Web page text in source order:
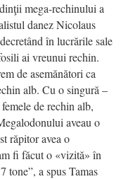
mega-rechinului a
danez Nicolaus
în lucrările sale
ai vreunui rechin.
de asemănători ca
alb. Cu o singură –
de rechin alb,
aveau o
răpitor avea o
fi făcut o «vizită» în
tone”, a spus Tamas